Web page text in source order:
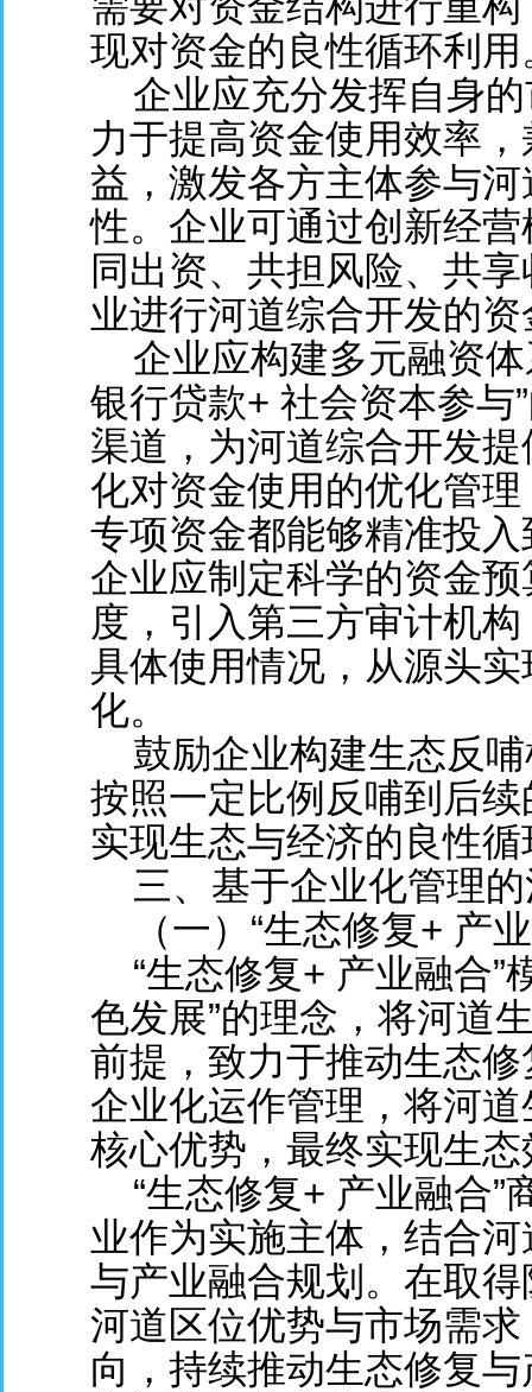
现对资金的良性循环利用
企业应充分发挥自身的
力于提高资金使用效率
益，激发各方主体参与
性。企业可通过创新经
同出资、共担风险、共
业进行河道综合开发的
企业应构建多元融资体
银行贷款+ 社会资本参与
渠道，为河道综合开发
化对资金使用的优化管
专项资金都能够精准投
企业应制定科学的资金
度，引入第三方审计机
具体使用情况，从源头
化。
鼓励企业构建生态反哺
按照一定比例反哺到后
实现生态与经济的良性循
三、基于企业化管理的
（一）“生态修复+ 产
“生态修复+ 产业融合”
色发展”的理念，将河道
前提，致力于推动生态
企业化运作管理，将河
核心优势，最终实现生
“生态修复+ 产业融合”
业作为实施主体，结合
与产业融合规划。在取
河道区位优势与市场需
向，持续推动生态修复